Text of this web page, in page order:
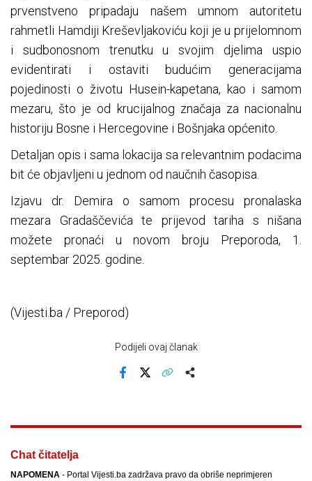
prvenstveno pripadaju našem umnom autoritetu
rahmetli Hamdiji Kreševljakoviću koji je u prijelomnom
i sudbonosnom trenutku u svojim djelima uspio
evidentirati i ostaviti budućim generacijama
pojedinosti o životu Husein-kapetana, kao i samom
mezaru, što je od krucijalnog značaja za nacionalnu
historiju Bosne i Hercegovine i Bošnjaka općenito.
Detaljan opis i sama lokacija sa relevantnim podacima
bit će objavljeni u jednom od naučnih časopisa.
Izjavu dr. Demira o samom procesu pronalaska
mezara Gradaščevića te prijevod tariha s nišana
možete pronaći u novom broju Preporoda, 1.
septembar 2025. godine.
(Vijesti.ba / Preporod)
Podijeli ovaj članak
Chat čitatelja
NAPOMENA - Portal Vijesti.ba zadržava pravo da obriše neprimjeren